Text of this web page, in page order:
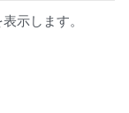
示します。